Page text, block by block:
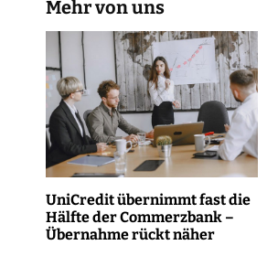
a
t
i
o
n
Mehr von uns
UniCredit übernimmt fast die
Hälfte der Commerzbank –
Übernahme rückt näher